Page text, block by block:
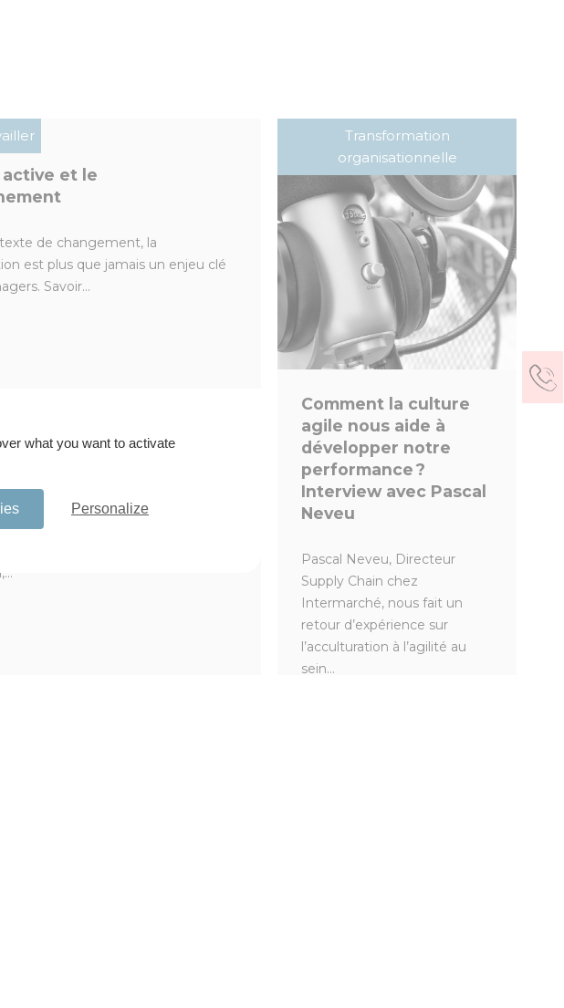
active et le
de changement, la
est plus que jamais un enjeu clé
Savoir...
entreprise, l'équipe Tech/Produit
Comment la culture
agile nous aide à
développer notre
performance ?
Interview avec Pascal
Neveu
Pascal Neveu, Directeur
Supply Chain chez
Intermarché, nous fait un
retour d’expérience sur
l’acculturation à l’agilité au
sein...
Transformation
organisationnelle
what you want to activate
Personalize